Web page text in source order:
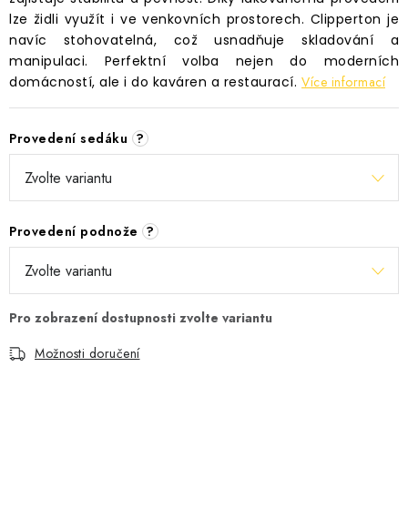
lze židli využít i ve venkovních prostorech. Clipperton je
navíc stohovatelná, což usnadňuje skladování a
manipulaci. Perfektní volba nejen do moderních
domácností, ale i do kaváren a restaurací. Více informací
Provedení sedáku ?
Provedení podnože ?
Možnosti doručení